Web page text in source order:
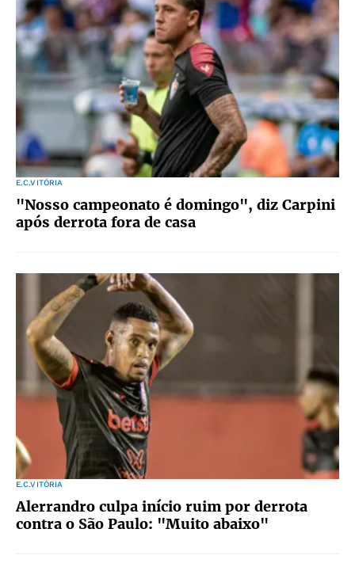
E.C.VITÓRIA
"Nosso campeonato é domingo", diz Carpini
após derrota fora de casa
E.C.VITÓRIA
Alerrandro culpa início ruim por derrota
contra o São Paulo: "Muito abaixo"